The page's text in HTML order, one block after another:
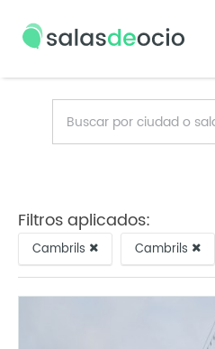
Filtros aplicados:
Cambrils Cambrils